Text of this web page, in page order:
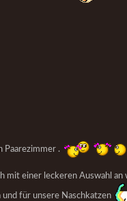
Paarezimmer .
mit einer leckeren Auswahl
und für unsere Naschkatzen